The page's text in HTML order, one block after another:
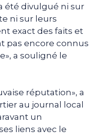
été divulgué ni sur
ni sur leurs
exact des faits et
pas encore connus
a souligné le
réputation», a
au journal local
un
liens avec le